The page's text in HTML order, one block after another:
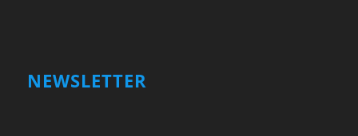
NEWSLETTER